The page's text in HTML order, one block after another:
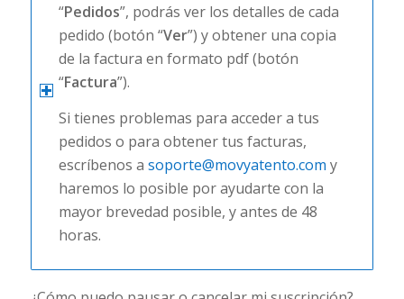
“Pedidos”, podrás ver los detalles de cada
pedido (botón “Ver”) y obtener una copia
de la factura en formato pdf (botón
“Factura”).
Si tienes problemas para acceder a tus
pedidos o para obtener tus facturas,
escríbenos a soporte@movyatento.com y
haremos lo posible por ayudarte con la
mayor brevedad posible, y antes de 48
horas.